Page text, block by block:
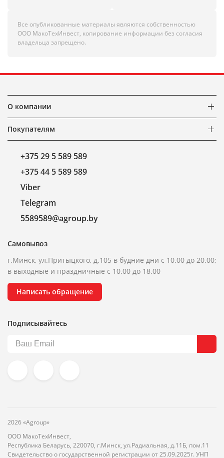
Все опубликованные материалы являются собственностью
ООО МакоТехИнвест, копирование информации без согласия
владельца запрещено.
О компании
Покупателям
+375 29 5 589 589
+375 44 5 589 589
Viber
Telegram
5589589@agroup.by
Самовывоз
г.Минск, ул.Притыцкого, д.105 в будние дни с 10.00 до 20.00;
в выходные и праздничные с 10.00 до 18.00
Написать обращение
Подписывайтесь
2026 «Agroup»
ООО МакоТехИнвест,
Республика Беларусь, 220070, г.Минск, ул.Радиальная, д.11Б, пом.11
Свидетельство о государственной регистрации от 25.09.2025г. УНП